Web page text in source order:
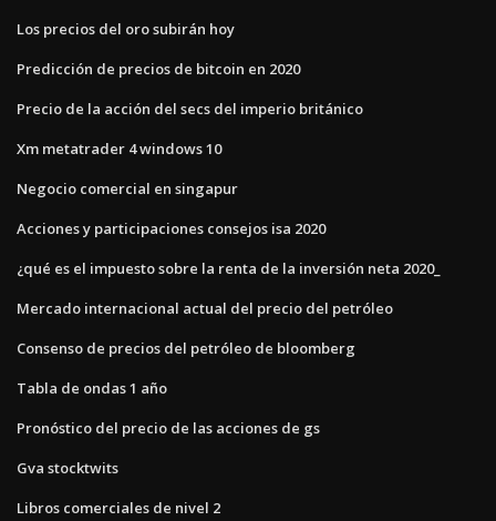
Los precios del oro subirán hoy
Predicción de precios de bitcoin en 2020
Precio de la acción del secs del imperio británico
Xm metatrader 4 windows 10
Negocio comercial en singapur
Acciones y participaciones consejos isa 2020
¿qué es el impuesto sobre la renta de la inversión neta 2020_
Mercado internacional actual del precio del petróleo
Consenso de precios del petróleo de bloomberg
Tabla de ondas 1 año
Pronóstico del precio de las acciones de gs
Gva stocktwits
Libros comerciales de nivel 2